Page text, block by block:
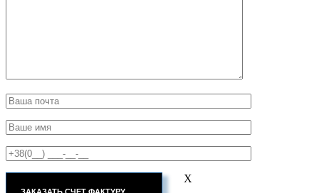
X